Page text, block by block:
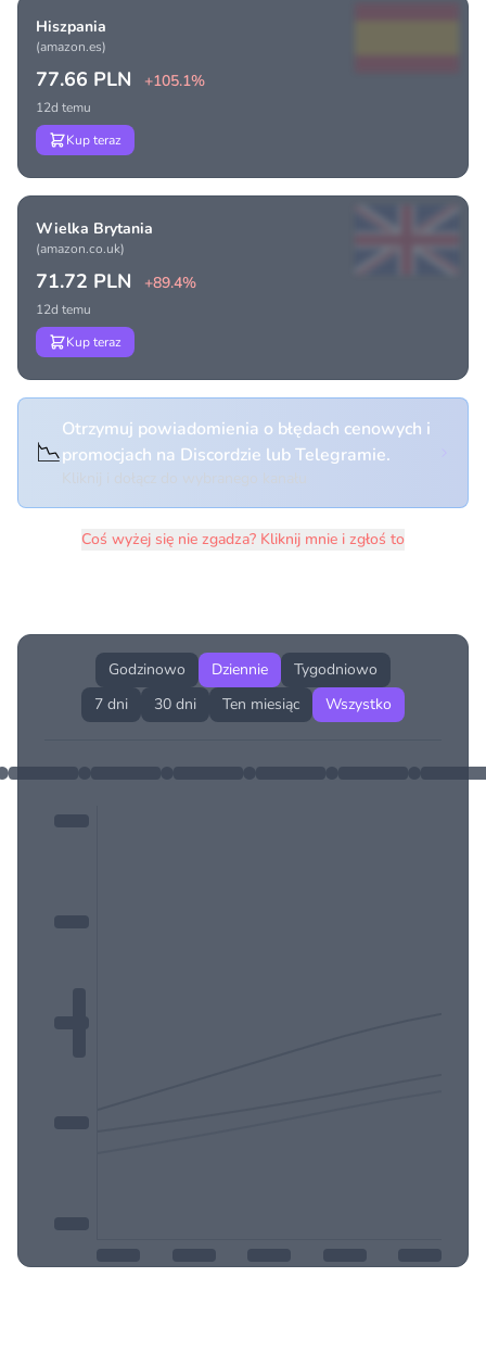
Hiszpania
(amazon.es)
77.66 PLN +105.1%
12d temu
Kup teraz
Wielka Brytania
(amazon.co.uk)
71.72 PLN +89.4%
12d temu
Kup teraz
📉
Otrzymuj powiadomienia o błędach cenowych i
promocjach na Discordzie lub Telegramie.
Coś wyżej się nie zgadza? Kliknij mnie i zgłoś to
Godzinowo Dziennie
Tygodniowo
7 dni
30 dni Ten miesiąc Wszystko